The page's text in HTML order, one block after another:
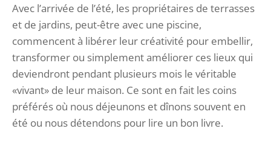
Avec l’arrivée de l’été, les propriétaires de terrasses
et de jardins, peut-être avec une piscine,
commencent à libérer leur créativité pour embellir,
transformer ou simplement améliorer ces lieux qui
deviendront pendant plusieurs mois le véritable
«vivant» de leur maison. Ce sont en fait les coins
préférés où nous déjeunons et dînons souvent en
été ou nous détendons pour lire un bon livre.